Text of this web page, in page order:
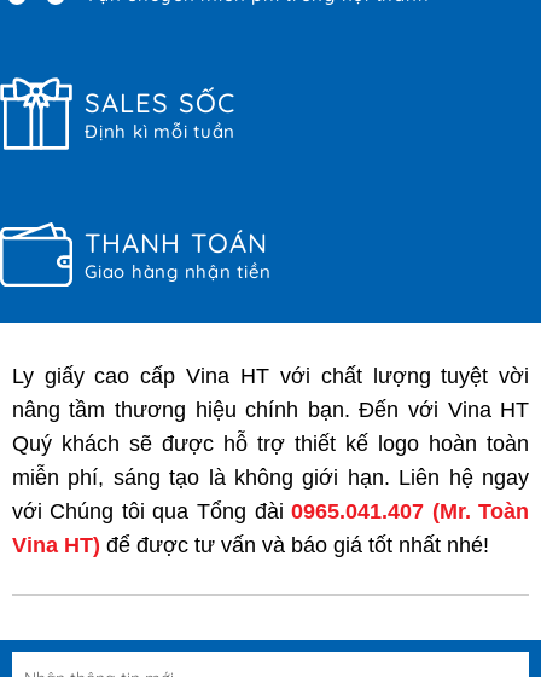
SALES SỐC
Định kì mỗi tuần
THANH TOÁN
Giao hàng nhận tiền
Ly giấy cao cấp Vina HT với chất lượng tuyệt vời
nâng tầm thương hiệu chính bạn. Đến với Vina HT
Quý khách sẽ được hỗ trợ thiết kế logo hoàn toàn
miễn phí, sáng tạo là không giới hạn. Liên hệ ngay
với Chúng tôi qua Tổng đài0965.041.407 (Mr. Toàn
Vina HT) để được tư vấn và báo giá tốt nhất nhé!